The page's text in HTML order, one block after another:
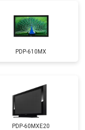
PDP-610MX
PDP-60MXE20